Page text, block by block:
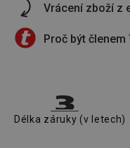
Vrácení zboží z
Proč být členem
Délka záruky (v letech)